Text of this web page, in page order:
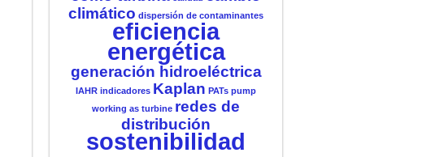
climático dispersión de contaminantes
eficiencia
energética
generación hidroeléctrica
IAHR indicadores Kaplan PATs pump
working as turbine redes de
distribución
sostenibilidad